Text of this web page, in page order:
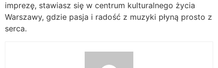
imprezę, stawiasz się w centrum kulturalnego życia
Warszawy, gdzie pasja i radość z muzyki płyną prosto z
serca.